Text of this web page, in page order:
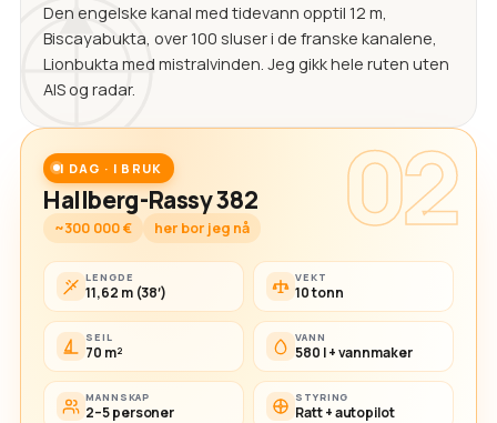
Den engelske kanal med tidevann opptil 12 m,
Biscayabukta, over 100 sluser i de franske kanalene,
Lionbukta med mistralvinden. Jeg gikk hele ruten uten
AIS og radar.
02
I DAG · I BRUK
Hallberg-Rassy 382
~300 000 € her bor jeg nå
LENGDE
11,62 m (38′)
VEKT
10 tonn
SEIL
70 m²
VANN
580 l + vannmaker
MANNSKAP
2–5 personer
STYRING
Ratt + autopilot